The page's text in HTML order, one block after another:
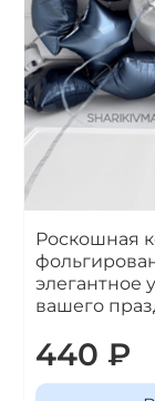
Роскошная
элегантное
вашего
440 ₽